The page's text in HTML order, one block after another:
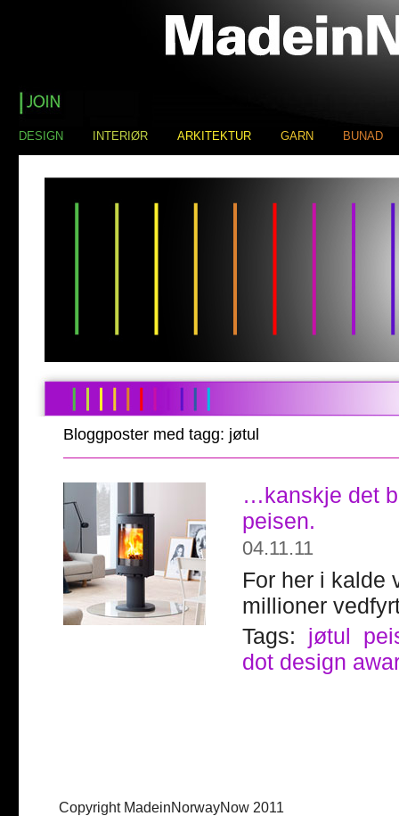
DESIGN INTERIØR ARKITEKTUR GARN BUNAD
Bloggposter med tagg: jøtul
…kanskje det
peisen.
04.11.11
For her i kalde
millioner
Tags:
jøtul
dot design
Copyright MadeinNorwayNow 2011